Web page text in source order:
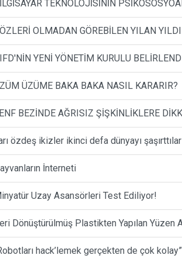
TEKNOLOJİSİNİN
OLMADAN GÖREBİLEN YILAN
YENİ YÖNETİM KURULU
ÜZÜME BAKA BAKA NASIL KARARIR?
BEZİNDE AĞRISIZ ŞİŞKİNLİKLERE
özdeş ikizler ikinci defa dünyayı şaşırttılar
İnterneti
Uzay Asansörleri Test Ediliyor!
Dönüştürülmüş Plastikten Yapılan Yüzen
hack’lemek gerçekten de çok kolay”